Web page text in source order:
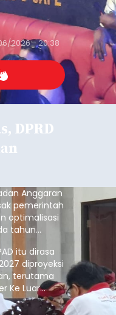
2026 - 20:38
DPRD
Anggaran
pemerintah
optimalisasi
tahun
itu dirasa
diproyeksi
terutama
Ke Luar